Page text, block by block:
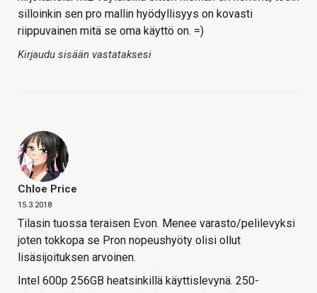
silloinkin sen pro mallin hyödyllisyys on kovasti
riippuvainen mitä se oma käyttö on. =)
Kirjaudu sisään vastataksesi
Chloe Price
15.3.2018
Tilasin tuossa teraisen Evon. Menee varasto/pelilevyksi
joten tokkopa se Pron nopeushyöty olisi ollut
lisäsijoituksen arvoinen.
Intel 600p 256GB heatsinkillä käyttislevynä. 250-